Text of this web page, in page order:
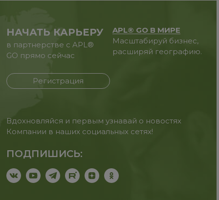
НАЧАТЬ КАРЬЕРУ
в партнерстве с APL®
GO прямо сейчас
Регистрация
APL® GO В МИРЕ
Масштабируй бизнес,
расширяй географию.
Вдохновляйся и первым узнавай о новостях
Компании в наших социальных сетях!
ПОДПИШИСЬ: